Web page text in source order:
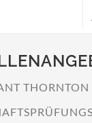
THORNTON